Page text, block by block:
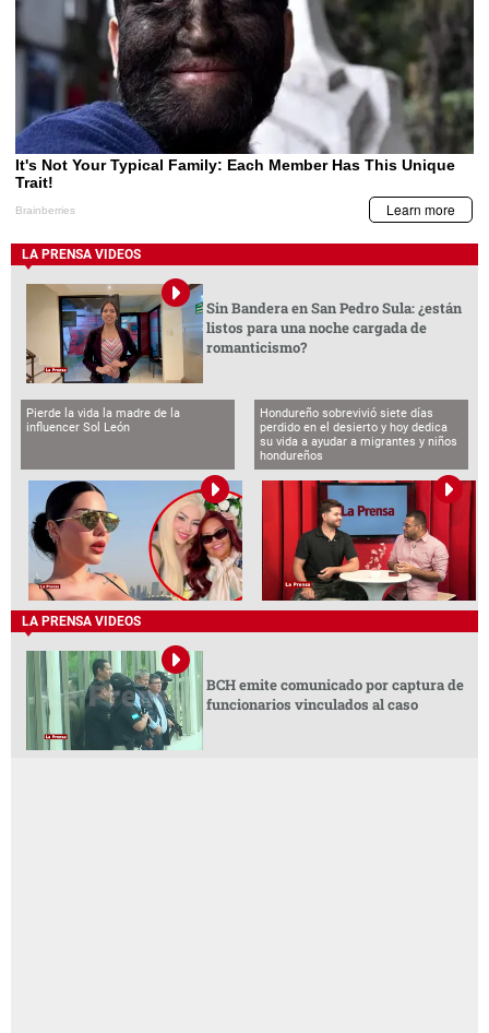
LA PRENSA VIDEOS
Sin Bandera en San Pedro Sula: ¿están
listos para una noche cargada de
romanticismo?
Pierde la vida la madre de la
influencer Sol León
Hondureño sobrevivió siete días
perdido en el desierto y hoy dedica
su vida a ayudar a migrantes y niños
hondureños
LA PRENSA VIDEOS
BCH emite comunicado por captura de
funcionarios vinculados al caso